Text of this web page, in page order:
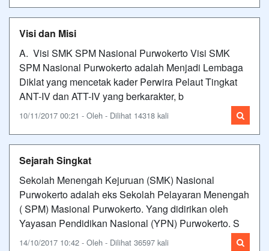
Visi dan Misi
A. Visi SMK SPM Nasional Purwokerto Visi SMK
SPM Nasional Purwokerto adalah Menjadi Lembaga
Diklat yang mencetak kader Perwira Pelaut Tingkat
ANT-IV dan ATT-IV yang berkarakter, b
10/11/2017 00:21 - Oleh - Dilihat 14318 kali
Sejarah Singkat
Sekolah Menengah Kejuruan (SMK) Nasional
Purwokerto adalah eks Sekolah Pelayaran Menengah
( SPM) Masional Purwokerto. Yang didirikan oleh
Yayasan Pendidikan Nasional (YPN) Purwokerto. S
14/10/2017 10:42 - Oleh - Dilihat 36597 kali